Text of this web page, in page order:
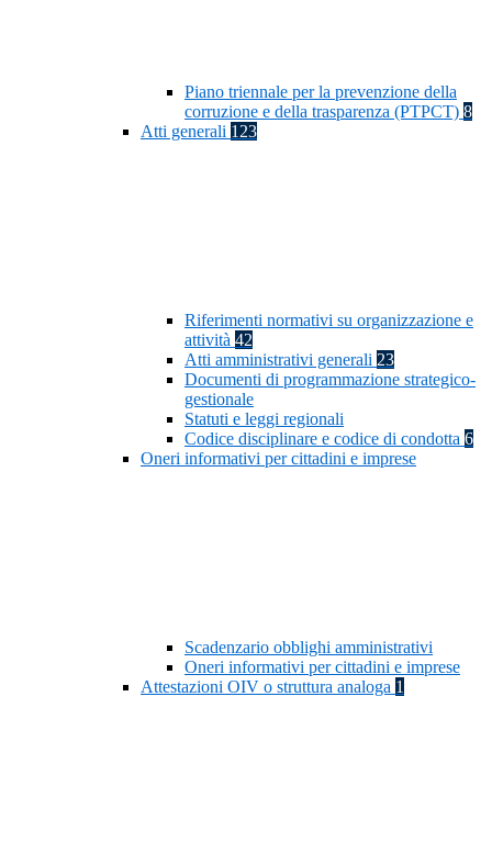
Piano triennale per la prevenzione della
corruzione e della trasparenza (PTPCT) 8
Atti generali 123
Riferimenti normativi su organizzazione e
attività 42
Atti amministrativi generali 23
Documenti di programmazione strategico-
gestionale
Statuti e leggi regionali
Codice disciplinare e codice di condotta 6
Oneri informativi per cittadini e imprese
Scadenzario obblighi amministrativi
Oneri informativi per cittadini e imprese
Attestazioni OIV o struttura analoga 1